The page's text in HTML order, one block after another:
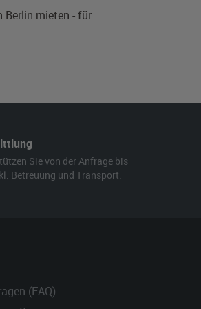
Berlin mieten - für
Sie von der Anfrage bis
Betreuung und Transport.
(FAQ)